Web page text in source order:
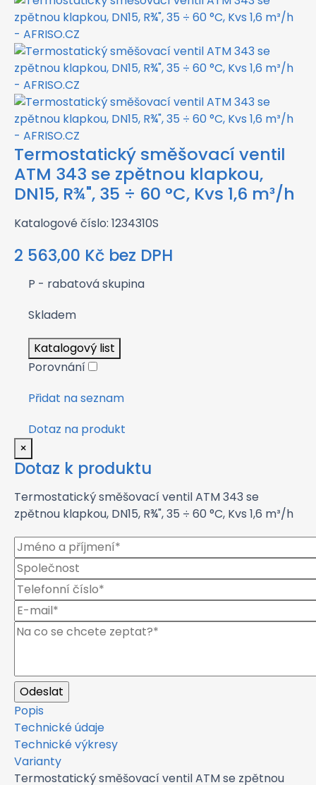
Termostatický směšovací ventil
ATM 343 se zpětnou klapkou,
DN15, R¾", 35 ÷ 60 °C, Kvs 1,6 m³/h
Katalogové číslo: 1234310S
2 563,00 Kč bez DPH
P - rabatová skupina
Skladem
Katalogový list
Porovnání
Přidat na seznam
Dotaz na produkt
×
Dotaz k produktu
Termostatický směšovací ventil ATM 343 se
zpětnou klapkou, DN15, R¾", 35 ÷ 60 °C, Kvs 1,6 m³/h
Popis
Technické údaje
Technické výkresy
Varianty
Termostatický směšovací ventil ATM se zpětnou